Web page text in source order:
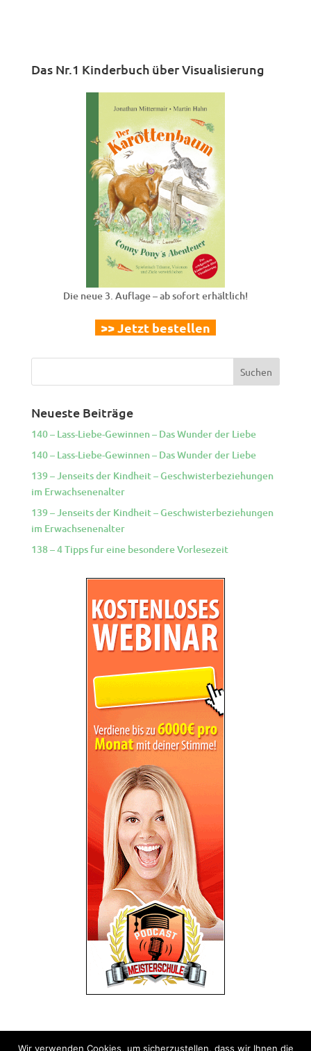
Das Nr.1 Kinderbuch über Visualisierung
Die neue 3. Auflage – ab sofort erhältlich!
>> Jetzt bestellen
Neueste Beiträge
140 – Lass-Liebe-Gewinnen – Das Wunder der Liebe
140 – Lass-Liebe-Gewinnen – Das Wunder der Liebe
139 – Jenseits der Kindheit – Geschwisterbeziehungen
im Erwachsenenalter
139 – Jenseits der Kindheit – Geschwisterbeziehungen
im Erwachsenenalter
138 – 4 Tipps fur eine besondere Vorlesezeit
Wir verwenden Cookies, um sicherzustellen, dass wir Ihnen die